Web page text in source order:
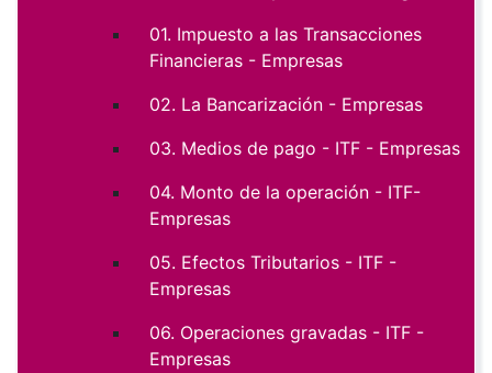
01. Impuesto a las Transacciones
Financieras - Empresas
02. La Bancarización - Empresas
03. Medios de pago - ITF - Empresas
04. Monto de la operación - ITF-
Empresas
05. Efectos Tributarios - ITF -
Empresas
06. Operaciones gravadas - ITF -
Empresas